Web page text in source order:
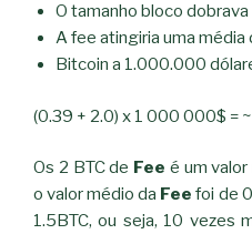
O tamanho bloco dobrava
A fee atingiria uma
Bitcoin a 1.000.000
(0.39 + 2.0) x 1 000 000$ =
Os 2 BTC de Fee é um
o valor médio da Fee foi de
1.5BTC, ou seja, 10 vezes